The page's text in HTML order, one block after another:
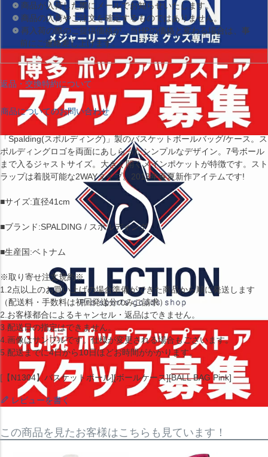
商品が入荷した際にメールでお知らせいたします。
商品の入荷やご注文を確定するものではありません。
再入荷の際のご提供価格が、当HPの価格と変わる場合は、事
前にご連絡差し上げます。
返品・交換特約について
商品についてのお問い合わせ
「Spalding(スポルディング)」製のバスケットボールバッグ/ケース。ス
ポルディングロゴを両面にあしらったシンプルなデザイン。7号ボール
まで入るジャストサイズ。大きく開くメインポケットが特徴です。スト
ラップは着脱可能な2WAYタイプ。2013年春夏新作アイテムです!
■サイズ:直径41cm
■ブランド:SPALDING / スポルディング
■生産国:ベトナム
※取り寄せ注文規約※
1.2点以上のお買い上げの場合準備ができた商品から順に発送します
（配送料・手数料は初回発送分のみご請求）
2.お客様都合によるキャンセル・返品はできません。
3.配送日の指定はできません。
4.画像はサンプルです。仕様が変更される場合もございます。
5.配送までに4日から10日ほどお時間がかかります。
[【N1304】バスケットボール][ボールケース][BALL BAG Pink]
レビューを書く
この商品を見たお客様はこちらも見ています！